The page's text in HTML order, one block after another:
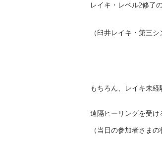
レイキ・レベル2修了
（臼井レイキ・第三
もちろん、レイキ未
遠隔ヒーリングを受け
（当日の参加者さま